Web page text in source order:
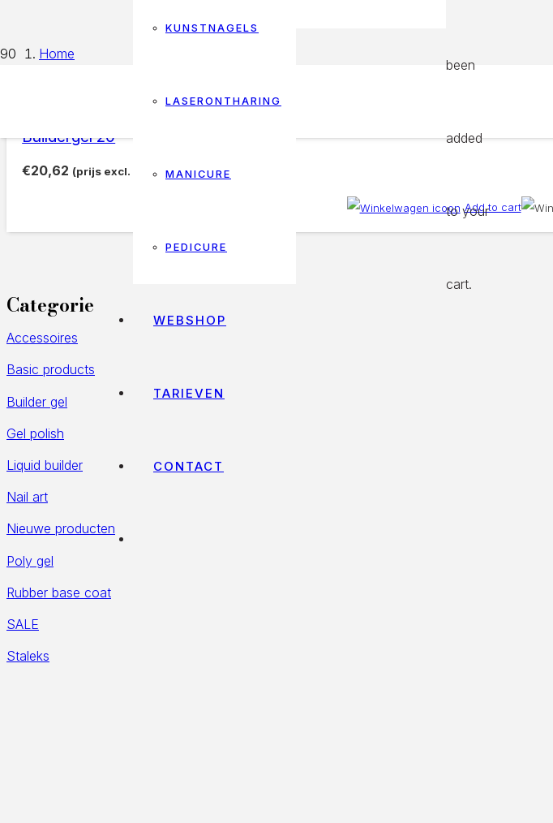
KUNSTNAGELS
LASERONTHARING
MANICURE
PEDICURE
WEBSHOP
TARIEVEN
CONTACT
been
added
to your
cart.
Home
Products tagged “buildergel 20”
buildergel 20
Buildergel 20
€20,62 (prijs excl. btw)
Add to cart
Categorie
Accessoires
Basic products
Builder gel
Gel polish
Liquid builder
Nail art
Nieuwe producten
Poly gel
Rubber base coat
SALE
Staleks